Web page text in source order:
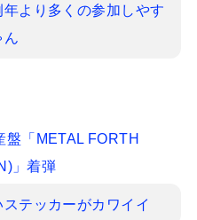
より多くの参加しやす
ん
盤「METAL FORTH
」着弾
テッカーがカワイイ